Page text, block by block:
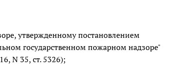
утвержденному постановлением
государственном пожарном надзоре"
N 35, ст. 5326);